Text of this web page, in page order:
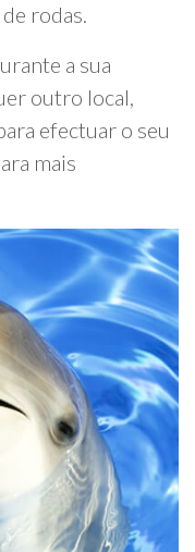
rodas.
a sua
outro local,
efectuar o seu
mais